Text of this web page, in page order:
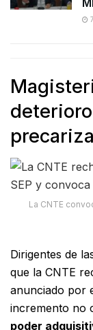
La CNTE
Dirigentes de
que la CNTE
anunciado por
incremento no
poder